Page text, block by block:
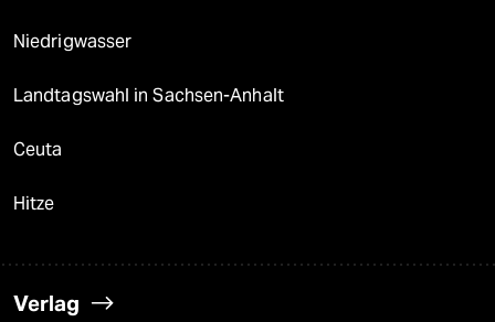
Niedrigwasser
Landtagswahl in Sachsen-Anhalt
Ceuta
Hitze
Verlag